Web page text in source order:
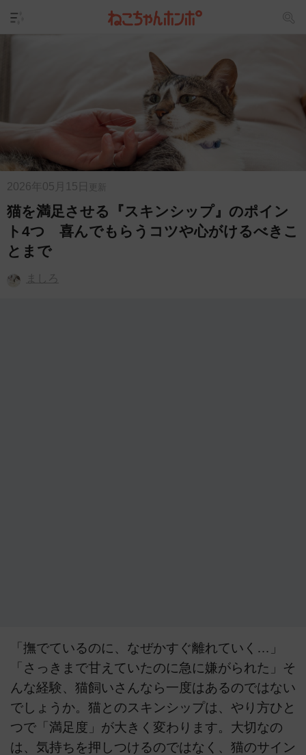
2026年05月15日 更新
猫を満足させる『スキンシップ』のポイン
ト4つ 喜んでもらうコツや心がけるべきこ
とまで
ましろ
「撫でているのに、なぜかすぐ離れていく…」
「さっきまで甘えていたのに急に嫌がられた」そ
んな経験、猫飼いさんなら一度はあるのではない
でしょうか。猫とのスキンシップは、やり方ひと
つで「満足度」が大きく変わります。大切なの
は、気持ちを押しつけるのではなく、猫のサイン